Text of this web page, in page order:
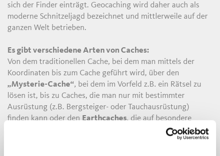
sich der Finder einträgt. Geocaching wird daher auch als
moderne Schnitzeljagd bezeichnet und mittlerweile auf der
ganzen Welt betrieben.
Es gibt verschiedene Arten von Caches:
Von dem traditionellen Cache, bei dem man mittels der
Koordinaten bis zum Cache geführt wird, über den
„Mysterie-Cache“, bei dem im Vorfeld z.B. ein Rätsel zu
lösen ist, bis zu Caches, die man nur mit bestimmter
Ausrüstung (z.B. Bergsteiger- oder Tauchausrüstung)
finden kann oder den Earthcaches, die auf besondere
geologische Gegebenheiten aufmerksam machen wollen.
unterschiedliche